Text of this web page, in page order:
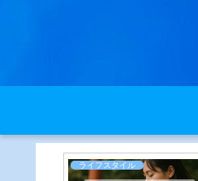
ライフスタイル